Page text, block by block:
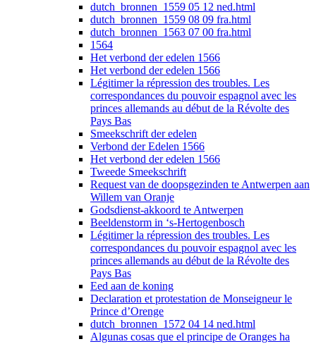
dutch_bronnen_1559 05 12 ned.html
dutch_bronnen_1559 08 09 fra.html
dutch_bronnen_1563 07 00 fra.html
1564
Het verbond der edelen 1566
Het verbond der edelen 1566
Légitimer la répression des troubles. Les
correspondances du pouvoir espagnol avec les
princes allemands au début de la Révolte des
Pays Bas
Smeekschrift der edelen
Verbond der Edelen 1566
Het verbond der edelen 1566
Tweede Smeekschrift
Request van de doopsgezinden te Antwerpen aan
Willem van Oranje
Godsdienst-akkoord te Antwerpen
Beeldenstorm in ‘s-Hertogenbosch
Légitimer la répression des troubles. Les
correspondances du pouvoir espagnol avec les
princes allemands au début de la Révolte des
Pays Bas
Eed aan de koning
Declaration et protestation de Monseigneur le
Prince d’Orenge
dutch_bronnen_1572 04 14 ned.html
Algunas cosas que el principe de Oranges ha